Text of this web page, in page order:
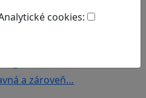
cookies:
programovania:
a kreativite
a zároveň…